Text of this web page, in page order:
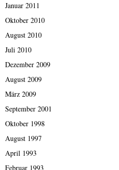
Januar 2011
Oktober 2010
August 2010
Juli 2010
Dezember 2009
August 2009
März 2009
September 2001
Oktober 1998
August 1997
April 1993
Februar 1993